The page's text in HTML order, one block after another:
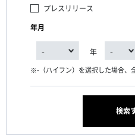
プレスリリース
年月
年
-（ハイフン）を選択した場合、
検索